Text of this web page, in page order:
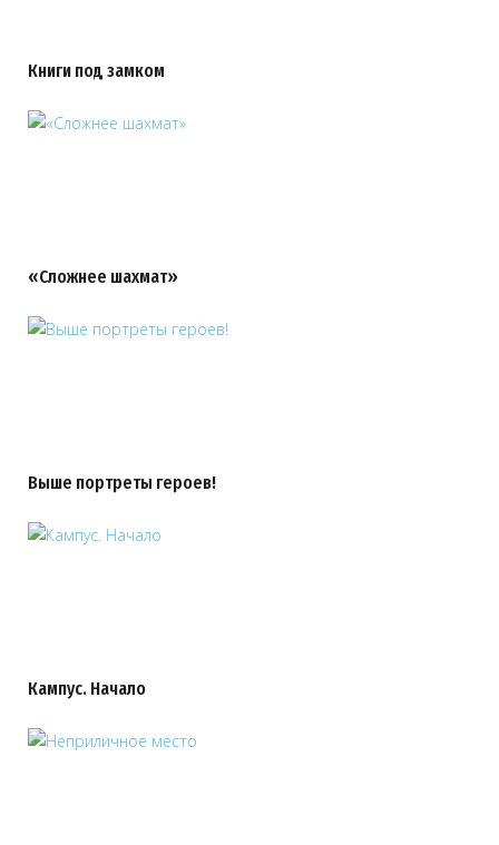
Книги под замком
«Сложнее шахмат»
Выше портреты героев!
Кампус. Начало